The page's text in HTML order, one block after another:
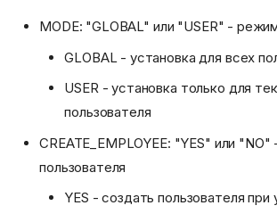
MODE: "GLOBAL" или "USER" -
GLOBAL - установка для всех
USER - установка только для
пользователя
CREATE_EMPLOYEE: "YES" или "NO"
пользователя
YES - создать пользователя при